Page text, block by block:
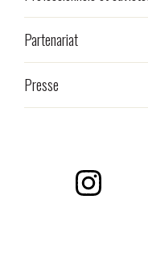
Partenariat
Presse